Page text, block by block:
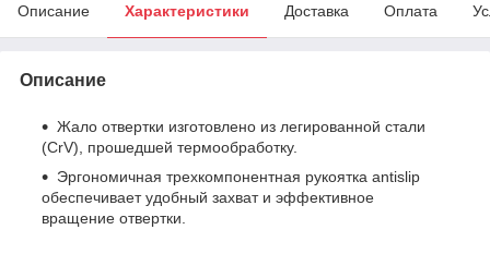
Описание Характеристики Доставка Оплата
Описание
Жало отвертки изготовлено из легированной стали
(CrV), прошедшей термообработку.
Эргономичная трехкомпонентная рукоятка antislip
обеспечивает удобный захват и эффективное
вращение отвертки.